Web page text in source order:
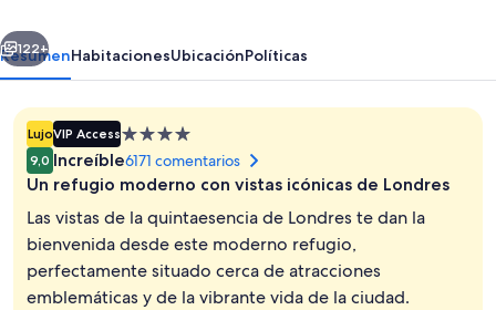
Bridge
Sábanas de algodón egipcio y ropa
Siguiente
122+
ResumenHabitacionesUbicaciónPolíticas
LujoVIP AccessAlojamiento
de
4.0 estrellas
9,0 Increíble6171 comentarios
Un refugio moderno con vistas icónicas de Londres
Las vistas de la quintaesencia de Londres te dan la
bienvenida desde este moderno refugio,
perfectamente situado cerca de atracciones
emblemáticas y de la vibrante vida de la ciudad.